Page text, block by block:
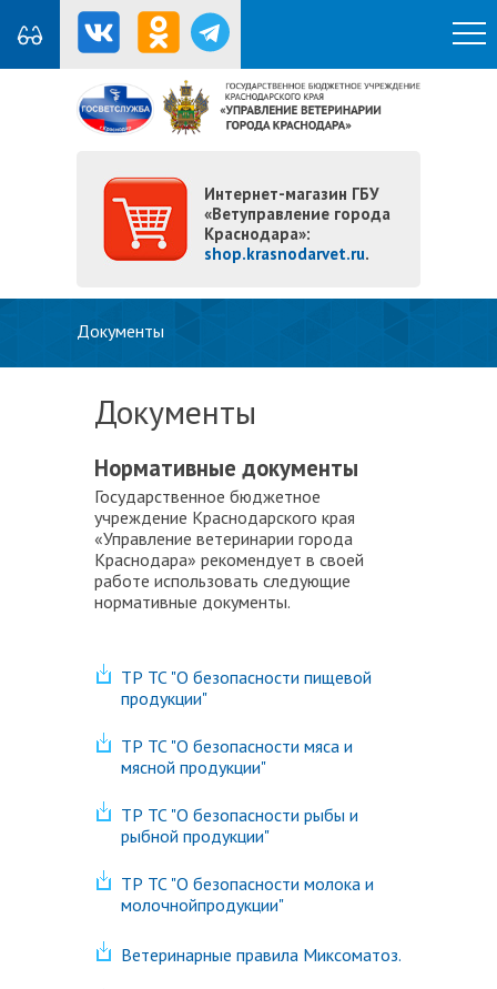
Интернет-магазин ГБУ
«Ветуправление города
Краснодара»:
shop.krasnodarvet.ru.
Документы
Документы
Нормативные документы
Государственное бюджетное
учреждение Краснодарского края
«Управление ветеринарии города
Краснодара» рекомендует в своей
работе использовать следующие
нормативные документы.
ТР ТС "О безопасности пищевой
продукции"
ТР ТС "О безопасности мяса и
мясной продукции"
ТР ТС "О безопасности рыбы и
рыбной продукции"
ТР ТС "О безопасности молока и
молочнойпродукции"
Ветеринарные правила Миксоматоз.